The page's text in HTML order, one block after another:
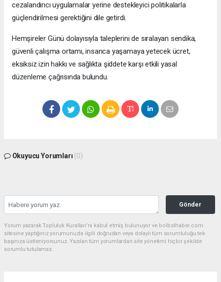
cezalandırıcı uygulamalar yerine destekleyici politikalarla
güçlendirilmesi gerektiğini dile getirdi.
Hemşireler Günü dolayısıyla taleplerini de sıralayan sendika,
güvenli çalışma ortamı, insanca yaşamaya yetecek ücret,
eksiksiz izin hakkı ve sağlıkta şiddete karşı etkili yasal
düzenleme çağrısında bulundu.
Okuyucu Yorumları (0)
Gönder
Yorum yazarak Topluluk Kuralları’nı kabul etmiş bulunuyor ve bolbolhaber.com
sitesine yaptığınız yorumunuzla ilgili doğrudan veya dolaylı tüm sorumluluğu tek
başınıza üstleniyorsunuz. Yazılan tüm yorumlardan site yönetimi hiçbir şekilde
sorumlu tutulamaz.